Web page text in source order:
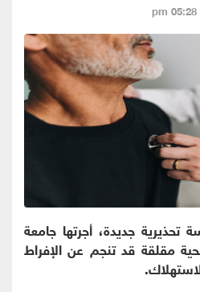
جديدة، أجرتها جامعة
مقلقة قد تنجم عن الإفراط